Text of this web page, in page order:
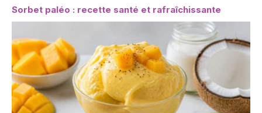
Sorbet paléo : recette santé et rafraîchissante